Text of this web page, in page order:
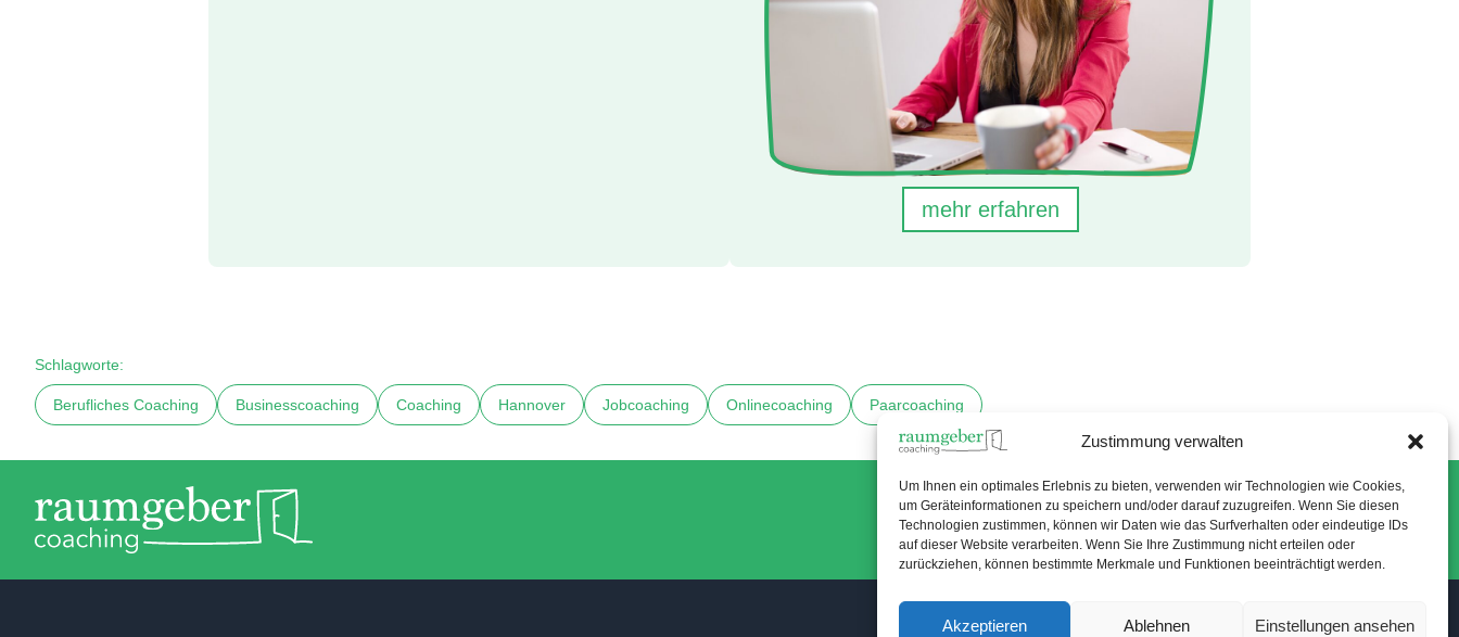
Zustimmung verwalten
Um Ihnen ein optimales Erlebnis zu bieten, verwenden wir Technologien wie Cookies,
um Geräteinformationen zu speichern und/oder darauf zuzugreifen. Wenn Sie diesen
Technologien zustimmen, können wir Daten wie das Surfverhalten oder eindeutige IDs
auf dieser Website verarbeiten. Wenn Sie Ihre Zustimmung nicht erteilen oder
zurückziehen, können bestimmte Merkmale und Funktionen beeinträchtigt werden.
Akzeptieren Ablehnen Einstellungen ansehen
mehr erfahren
Schlagworte:
Berufliches Coaching Businesscoaching Coaching Hannover Jobcoaching Onlinecoaching Paarcoaching
Lavesstraße 82 - 30159 Hannover-Mitte
0511 21 91 28 27